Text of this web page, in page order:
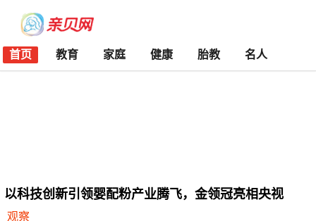
首页 教育 家庭 健康 胎教 名人
以科技创新引领婴配粉产业腾飞，金领冠亮相央视
观察